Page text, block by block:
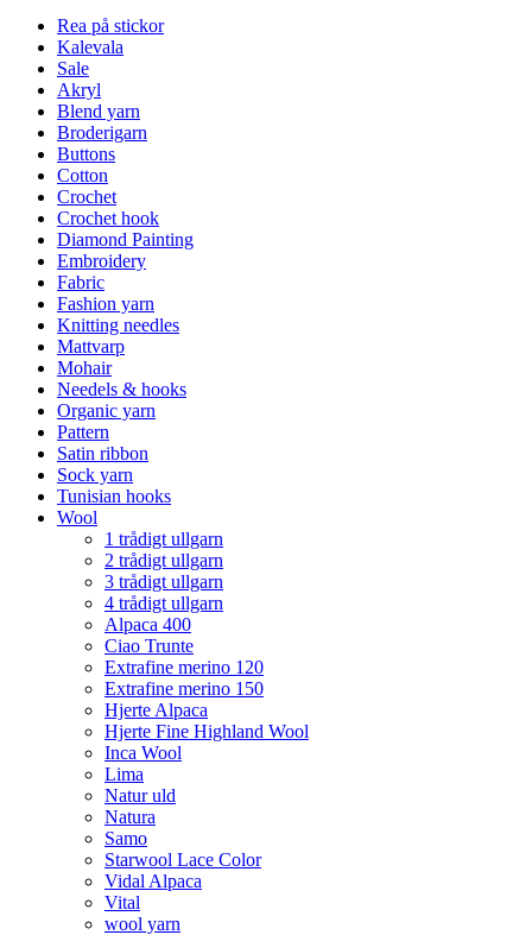
Rea på stickor
Kalevala
Sale
Akryl
Blend yarn
Broderigarn
Buttons
Cotton
Crochet
Crochet hook
Diamond Painting
Embroidery
Fabric
Fashion yarn
Knitting needles
Mattvarp
Mohair
Needels & hooks
Organic yarn
Pattern
Satin ribbon
Sock yarn
Tunisian hooks
Wool
1 trådigt ullgarn
2 trådigt ullgarn
3 trådigt ullgarn
4 trådigt ullgarn
Alpaca 400
Ciao Trunte
Extrafine merino 120
Extrafine merino 150
Hjerte Alpaca
Hjerte Fine Highland Wool
Inca Wool
Lima
Natur uld
Natura
Samo
Starwool Lace Color
Vidal Alpaca
Vital
wool yarn